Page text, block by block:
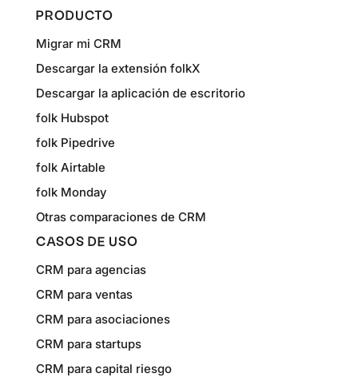
PRODUCTO
Migrar mi CRM
Descargar la extensión folkX
Descargar la aplicación de escritorio
folk Hubspot
folk Pipedrive
folk Airtable
folk Monday
Otras comparaciones de CRM
CASOS DE USO
CRM para agencias
CRM para ventas
CRM para asociaciones
CRM para startups
CRM para capital riesgo